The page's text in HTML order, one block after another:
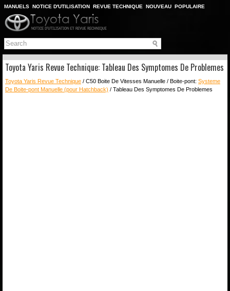
MANUELS NOTICE D'UTILISATION REVUE TECHNIQUE NOUVEAU POPULAIRE
PLAN DU SITE
CHERCHER
Toyota Yaris Revue Technique: Tableau Des Symptomes De Problemes
Toyota Yaris Revue Technique / C50 Boite De Vitesses Manuelle / Boite-pont: Systeme
De Boite-pont Manuelle (pour Hatchback) / Tableau Des Symptomes De Problemes